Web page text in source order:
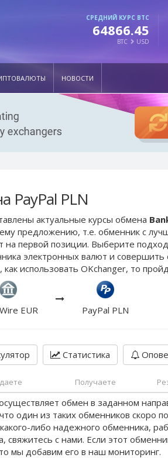
СРЕДНИЙ КУРС BTC
64866.45
BTC USD
НОВОСТИ
PayPal PLN
актуальные курсы обмена
предложению, т.е. обменник с
на первой позиции. Выберите
электронных валют и
использовать OKchanger, то
EUR PayPal PLN
Статистика
Получаете
обмен в заданном
один из таких обменников скоро
либо надежного обменника,
свяжитесь с нами. Если этот
мы добавим его в наш мониторинг.